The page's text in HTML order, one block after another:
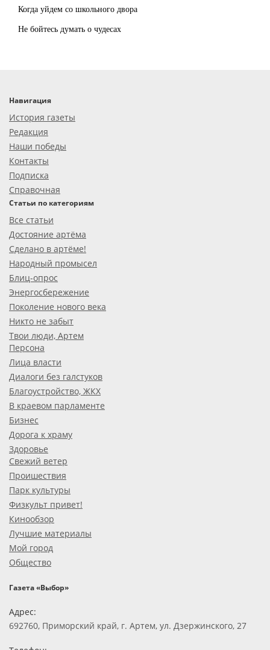
Когда уйдем со школьного двора
Не бойтесь думать о чудесах
Навигация
История газеты
Редакция
Наши победы
Контакты
Подписка
Справочная
Статьи по категориям
Все статьи
Достояние артёма
Сделано в артёме!
Народный промысел
Блиц-опрос
Энергосбережение
Поколение нового века
Никто не забыт
Твои люди, Артем
Персона
Лица власти
Диалоги без галстуков
Благоустройство, ЖКХ
В краевом парламенте
Бизнес
Дорога к храму
Здоровье
Свежий ветер
Проишествия
Парк культуры
Физкульт привет!
Кинообзор
Лучшие материалы
Мой город
Общество
Газета «Выбор»
Адрес:
692760, Приморский край, г. Артем, ул. Дзержинского, 27